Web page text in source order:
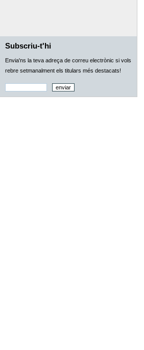
Subscriu-t'hi
Envia'ns la teva adreça de correu electrònic si vols
rebre setmanalment els titulars més destacats!